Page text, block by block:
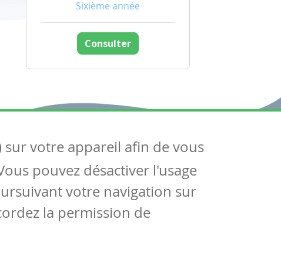
Sixième année
Consulter
Suivez-nous
Contactez-nous
Soutien scolaire
sur votre appareil afin de vous
pouvez désactiver l'usage
votre navigation sur
la permission de